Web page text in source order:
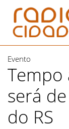
Evento
será
do RS